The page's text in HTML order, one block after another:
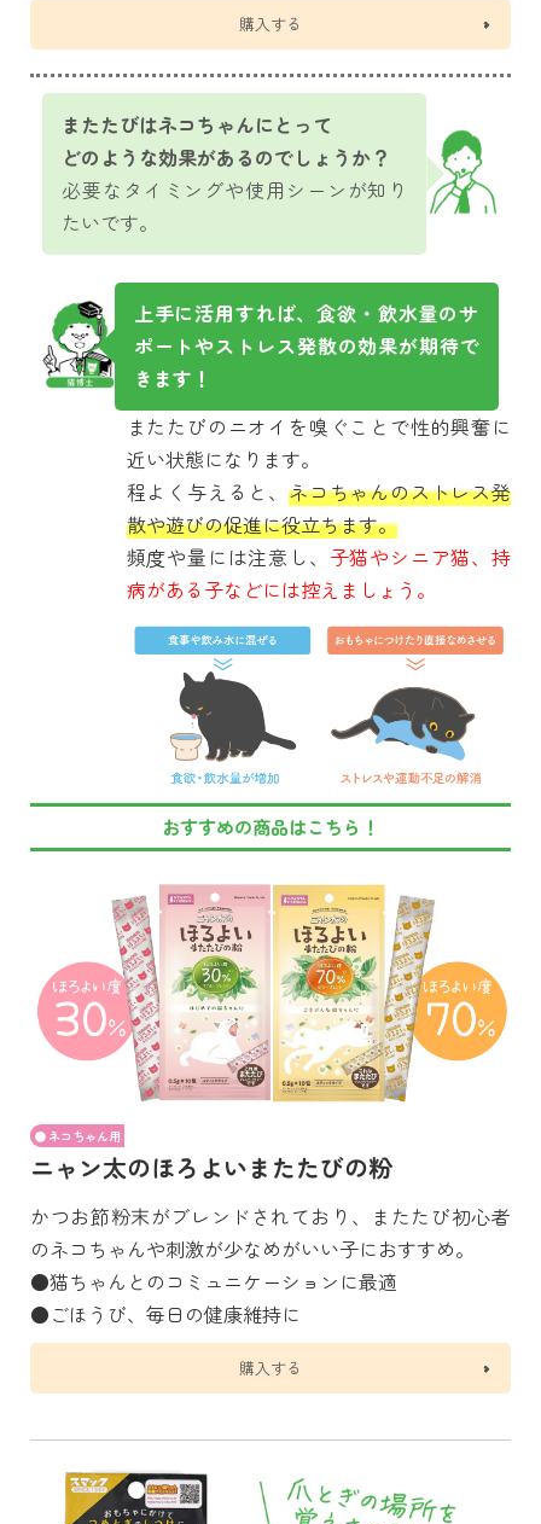
購入する
またたびはネコちゃんにとって
どのような効果があるのでしょうか？
必要なタイミングや使用シーンが知り
たいです。
上手に活用すれば、食欲・飲水量のサ
ポートやストレス発散の効果が期待で
きます！
またたびのニオイを嗅ぐことで性的興奮に
近い状態になります。
程よく与えると、 ネコちゃんのストレス発
散や遊びの促進に役立ちます。
頻度や量には注意し、 子猫やシニア猫、持
病がある子などには控えましょう。
おすすめの商品はこちら！
ネコちゃん用
ニャン太のほろよいまたたびの粉
かつお節粉末がブレンドされており、またたび初心者
のネコちゃんや刺激が少なめがいい子におすすめ。
●猫ちゃんとのコミュニケーションに最適
●ごほうび、毎日の健康維持に
購入する